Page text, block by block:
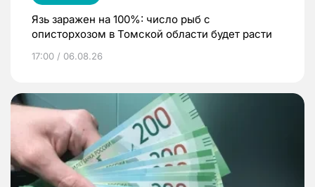
Язь заражен на 100%: число рыб с
описторхозом в Томской области будет расти
17:00 / 06.08.26